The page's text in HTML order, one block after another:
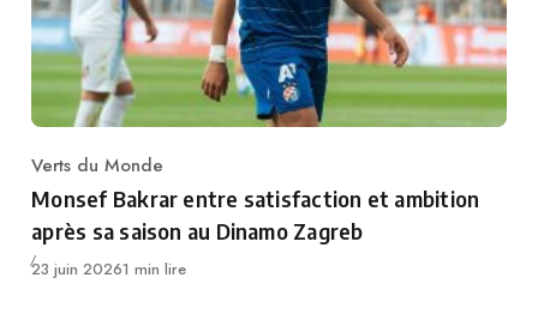
Category
Verts du Monde
Monsef Bakrar entre satisfaction et ambition
après sa saison au Dinamo Zagreb
Publié
23 juin 20261 min lire